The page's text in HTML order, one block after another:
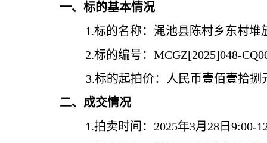
一、标的基本情况
1.标的名称： 渑池县陈村乡东村堆
2.标的编号： MCGZ[2025]048-
3.标的起拍价： 人民币壹佰壹拾捌
二、成交情况
1.拍卖时间：2025年3月 28日 9:00-